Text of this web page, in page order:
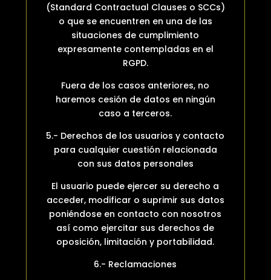
(Standard Contractual Clauses o SCCs)
o que se encuentren en una de las
situaciones de cumplimiento
expresamente contempladas en el
RGPD.
Fuera de los casos anteriores, no
haremos cesión de datos en ningún
caso a terceros.
5.- Derechos de los usuarios y contacto
para cualquier cuestión relacionada
con sus datos personales
El usuario puede ejercer su derecho a
acceder, modificar o suprimir sus datos
poniéndose en contacto con nosotros
así como ejercitar sus derechos de
oposición, limitación y portabilidad.
6.- Reclamaciones